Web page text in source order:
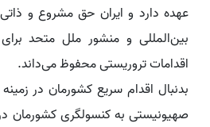
عهده دارد و ایران حق مشروع و
بین‌المللی و منشور ملل متحد
اقدامات تروریستی محفوظ می‌داند.
بدنبال اقدام سریع کشورمان در
صهیونیستی به کنسولگری کشورمان